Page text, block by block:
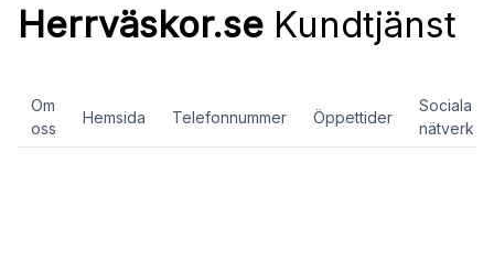
Herrväskor.se Kundtjänst
Om
oss
Hemsida Telefonnummer Öppettider
Sociala
nätverk